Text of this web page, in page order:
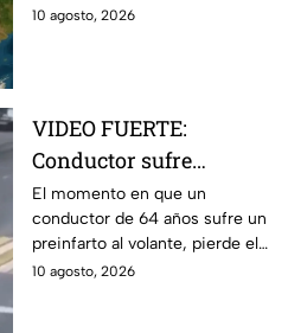
Asia y pusieron nuevamente
10 agosto, 2026
VIDEO FUERTE:
Conductor sufre
preinfarto y atropella a
7 personas en Siberia
El momento en que un
conductor de 64 años sufre un
preinfarto al volante, pierde el
control y atropella a un grupo
10 agosto, 2026